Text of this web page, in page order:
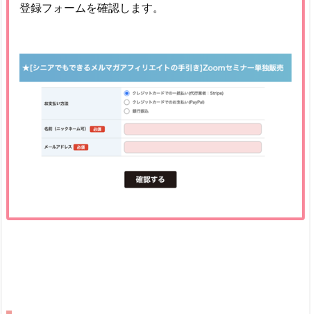
登録フォームを確認します。